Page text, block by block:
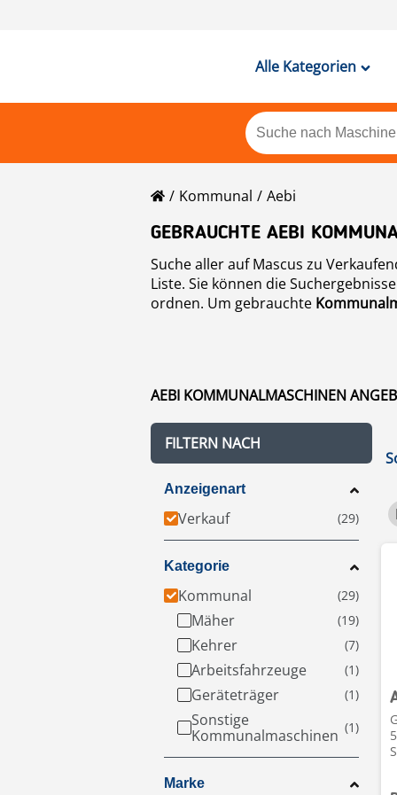
Alle Kategorien
Kommunal
Aebi
GEBRAUCHTE AEBI
Suche aller auf Mascus zu
Liste. Sie können die
ordnen. Um gebrauchte
AEBI KOMMUNALMASCHINEN
FILTERN NACH
Anzeigenart
Verkauf
Kategorie
Kommunal
Mäher
Kehrer
Arbeitsfahrzeuge
Geräteträger
Sonstige
Kommunalmaschinen
Marke